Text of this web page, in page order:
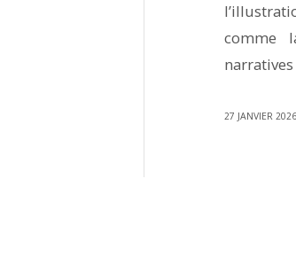
comme
27 JANVIER 2026